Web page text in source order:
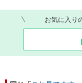
お気に入り